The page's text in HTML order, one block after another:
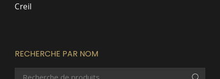
Creil
RECHERCHE PAR NOM